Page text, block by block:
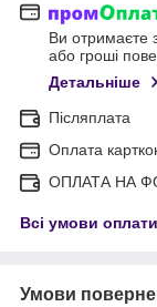
Ви отримаєте
або гроші
Детальніше
Післяплата
Оплата
ОПЛАТА НА
Всі умови оплати
Умови